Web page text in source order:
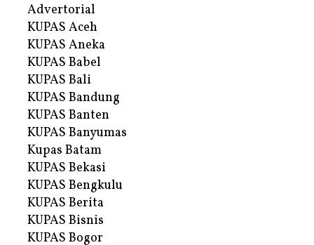
Advertorial
KUPAS Aceh
KUPAS Aneka
KUPAS Babel
KUPAS Bali
KUPAS Bandung
KUPAS Banten
KUPAS Banyumas
Kupas Batam
KUPAS Bekasi
KUPAS Bengkulu
KUPAS Berita
KUPAS Bisnis
KUPAS Bogor